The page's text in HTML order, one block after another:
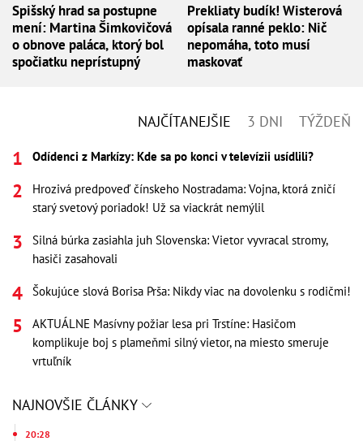
Spišský hrad sa postupne
mení: Martina Šimkovičová
o obnove paláca, ktorý bol
spočiatku neprístupný
Prekliaty budík! Wisterová
opísala ranné peklo: Nič
nepomáha, toto musí
maskovať
NAJČÍTANEJŠIE 3 DNI TÝŽDEŇ
Odídenci z Markízy: Kde sa po konci v televízii usídlili?
Hrozivá predpoveď čínskeho Nostradama: Vojna, ktorá zničí
starý svetový poriadok! Už sa viackrát nemýlil
Silná búrka zasiahla juh Slovenska: Vietor vyvracal stromy,
hasiči zasahovali
Šokujúce slová Borisa Prša: Nikdy viac na dovolenku s rodičmi!
AKTUÁLNE Masívny požiar lesa pri Trstíne: Hasičom
komplikuje boj s plameňmi silný vietor, na miesto smeruje
vrtuľník
NAJNOVŠIE ČLÁNKY
20:28